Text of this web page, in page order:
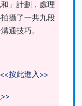
」計劃，處理
攝了一共九段
通技巧。
<<按此進入>>